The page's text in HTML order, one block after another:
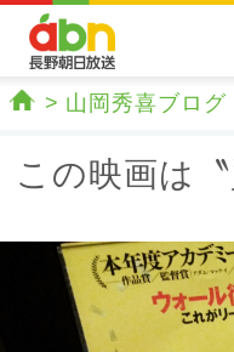
山岡秀喜ブログ
この映画は